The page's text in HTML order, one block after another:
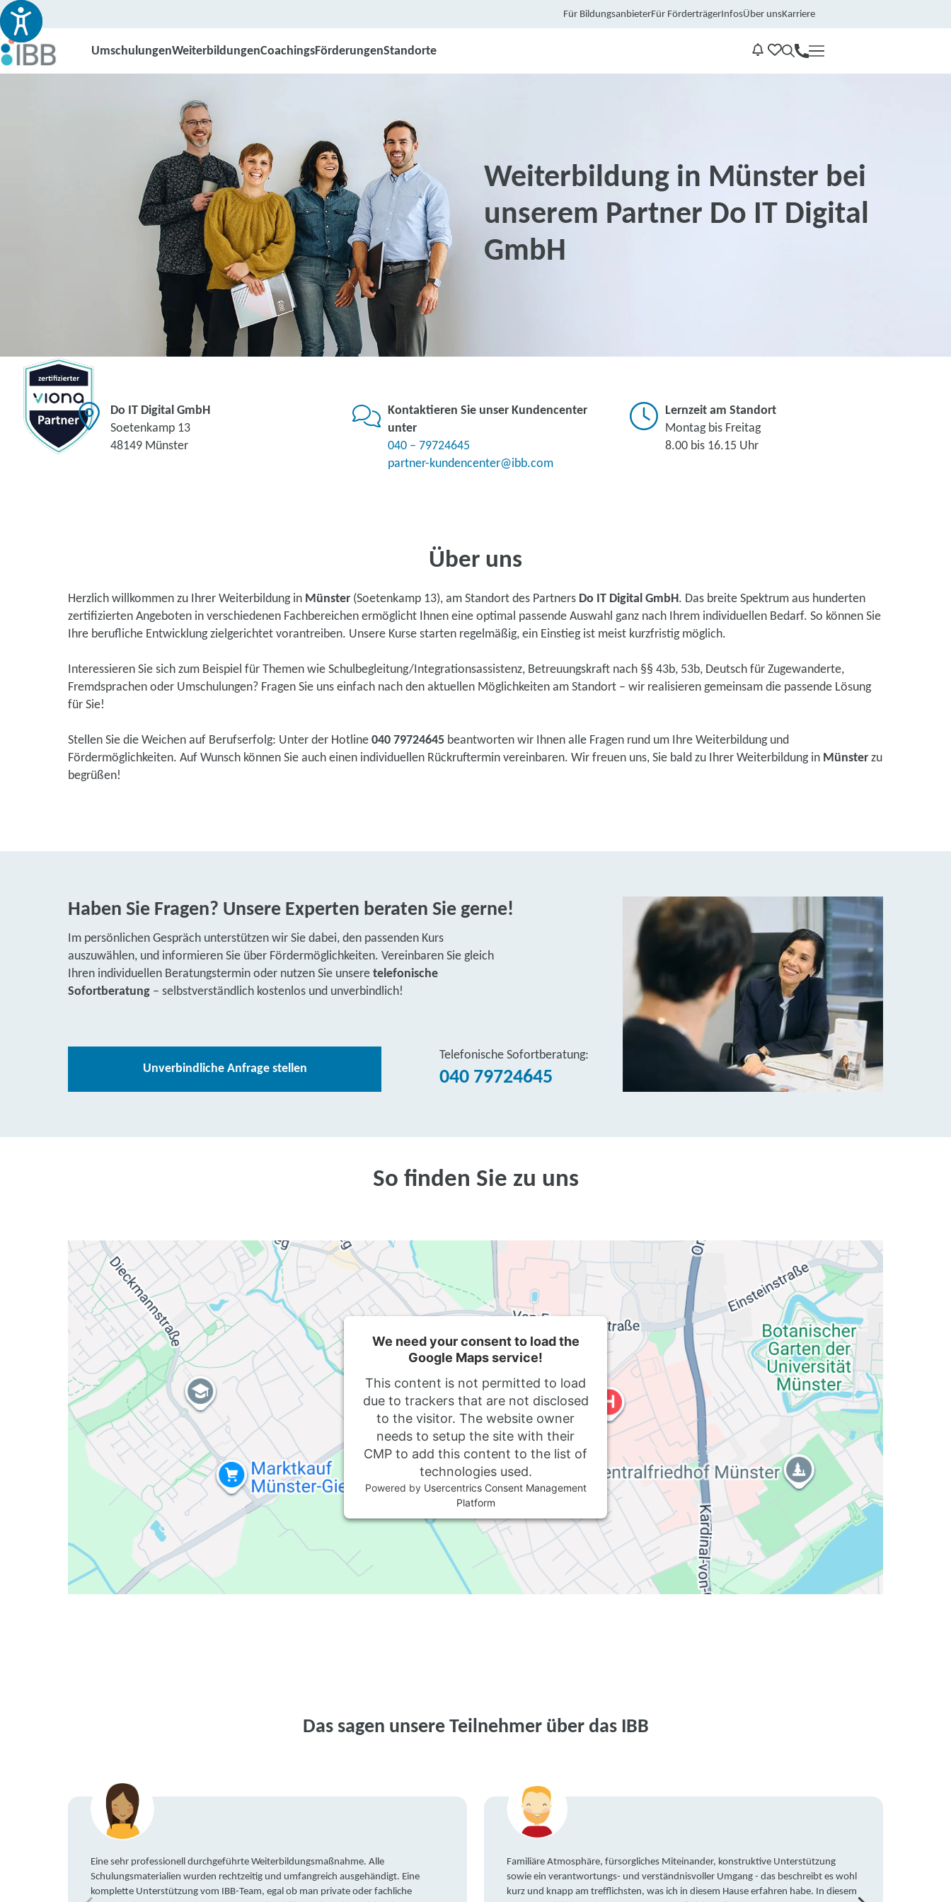
Für BildungsanbieterFür FörderträgerInfosÜber unsKarriere
UmschulungenWeiterbildungenCoachingsFörderungenStandorte
Kontakt
Weiterbildung in Münster bei
unserem Partner Do IT Digital
GmbH
Do IT Digital GmbH
Soetenkamp 13
48149 Münster
Kontaktieren Sie unser Kundencenter
unter
040 – 79724645
partner-kundencenter@ibb.com
Lernzeit am Standort
Montag bis Freitag
8.00 bis 16.15 Uhr
Über uns
Herzlich willkommen zu Ihrer Weiterbildung in Münster (Soetenkamp 13), am Standort des Partners Do IT Digital GmbH. Das breite Spektrum aus hunderten
zertifizierten Angeboten in verschiedenen Fachbereichen ermöglicht Ihnen eine optimal passende Auswahl ganz nach Ihrem individuellen Bedarf. So können Sie
Ihre berufliche Entwicklung zielgerichtet vorantreiben. Unsere Kurse starten regelmäßig, ein Einstieg ist meist kurzfristig möglich.
Interessieren Sie sich zum Beispiel für Themen wie Schulbegleitung/Integrationsassistenz, Betreuungskraft nach §§ 43b, 53b, Deutsch für Zugewanderte,
Fremdsprachen oder Umschulungen? Fragen Sie uns einfach nach den aktuellen Möglichkeiten am Standort – wir realisieren gemeinsam die passende Lösung
für Sie!
Stellen Sie die Weichen auf Berufserfolg: Unter der Hotline 040 79724645 beantworten wir Ihnen alle Fragen rund um Ihre Weiterbildung und
Fördermöglichkeiten. Auf Wunsch können Sie auch einen individuellen Rückruftermin vereinbaren. Wir freuen uns, Sie bald zu Ihrer Weiterbildung in Münster zu
begrüßen!
Haben Sie Fragen? Unsere Experten beraten Sie gerne!
Im persönlichen Gespräch unterstützen wir Sie dabei, den passenden Kurs
auszuwählen, und informieren Sie über Fördermöglichkeiten. Vereinbaren Sie gleich
Ihren individuellen Beratungstermin oder nutzen Sie unsere telefonische
Sofortberatung – selbstverständlich kostenlos und unverbindlich!
Unverbindliche Anfrage stellen
Telefonische Sofortberatung:
040 79724645
So finden Sie zu uns
We need your consent to load the
Google Maps service!
This content is not permitted to load
due to trackers that are not disclosed
to the visitor. The website owner
needs to setup the site with their
CMP to add this content to the list of
technologies used.
Powered by Usercentrics Consent Management
Platform
Das sagen unsere Teilnehmer über das IBB
Eine sehr professionell durchgeführte Weiterbildungsmaßnahme. Alle
Schulungsmaterialien wurden rechtzeitig und umfangreich ausgehändigt. Eine
komplette Unterstützung vom IBB-Team, egal ob man private oder fachliche
Familiäre Atmosphäre, fürsorgliches Miteinander, konstruktive Unterstützung
sowie ein verantwortungs- und verständnisvoller Umgang - das beschreibt es wohl
kurz und knapp am trefflichsten, was ich in diesem Hause erfahren habe. In diesem